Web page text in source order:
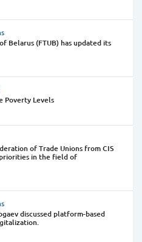
Belarus (FTUB) has updated its
Poverty Levels
of Trade Unions from CIS
in the field of
discussed platform-based